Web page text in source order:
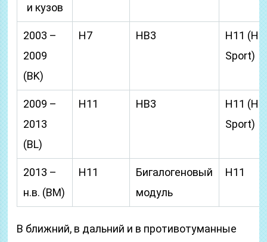
и кузов
2003 –
2009
(BK)
H7 HB3
H11
Sport)
2009 –
2013
(BL)
H11 HB3
H11
Sport)
2013 –
н.в. (BM)
H11
Бигалогеновый
модуль
H11
В ближний, в дальний и в противотуманные